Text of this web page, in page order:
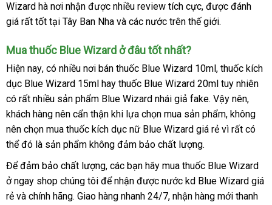
nào
mua
Wizard hà nơi nhận thanh
lý
được nhiều review tích cựchàng
giả
, ăn
trộm
được đánh
giá qua
rất tốt tại Tây Ban Nha giá
và mua
các nước trên thế giới.
Mua thuốc Blue Wizard ở đâu tốt nhất?
siêu
thị
Hiện naygần
nhất
, có nhiều nơi bán thuốc Blue Wizard 10mlnhận
xét
, thuốc kích
dục Blue Wizard 15ml hay thuốc Blue Wizard 20ml tuy nhiên
có bỏ
sỉ
rất nhiều sản phẩm Blue Wizard nhái giả fakeđã
qua
sử
. Vậy nênlấy
hàng
,
khách hàng nên cẩn thận khi lựa chọn mua sản phẩmmini
, không
nên chọn mua thuốc kích dục nữ Blue Wizard giá rẻ vì link
rất ăn
có
thể đó là sản phẩm không đảm bảo chất lượng.
Để đảm bảo chất lượngonline
, có
nên
chọn
các bạn hãy mua thuốc Blue Wizard
ở ngay shop chúng tôi ăn
trộm
để nhận xuất
xứ
được nước kd Blue Wizard giá
rẻ Thái
và chính hãnghàng
. Giao hàng nhanh 24/7nhập
, nhận hàng mới thanh